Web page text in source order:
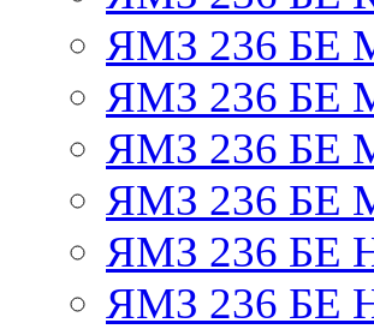
ЯМЗ 236 БЕ
ЯМЗ 236 БЕ
ЯМЗ 236 БЕ
ЯМЗ 236 БЕ
ЯМЗ 236 БЕ
ЯМЗ 236 БЕ